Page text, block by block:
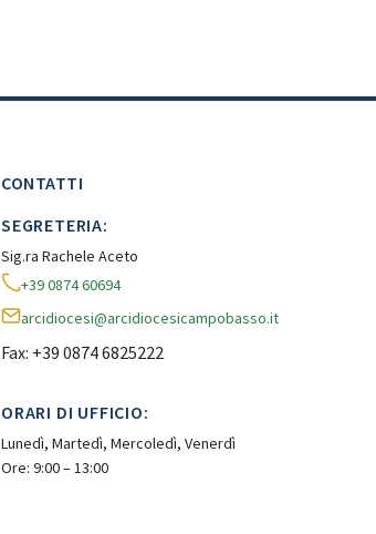
CONTATTI
SEGRETERIA:
Sig.ra Rachele Aceto
+39 0874 60694
arcidiocesi@arcidiocesicampobasso.it
Fax: +39 0874 6825222
ORARI DI UFFICIO:
Lunedì, Martedì, Mercoledì, Venerdì
Ore: 9:00 – 13:00